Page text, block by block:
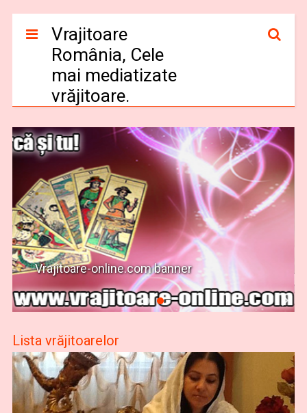
Vrajitoare
România, Cele
mai mediatizate
vrăjitoare.
Vrajitoare-online.com banner
Lista vrăjitoarelor